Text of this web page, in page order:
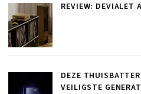
REVIEW: DEVIALET
DEZE
VEILIGSTE